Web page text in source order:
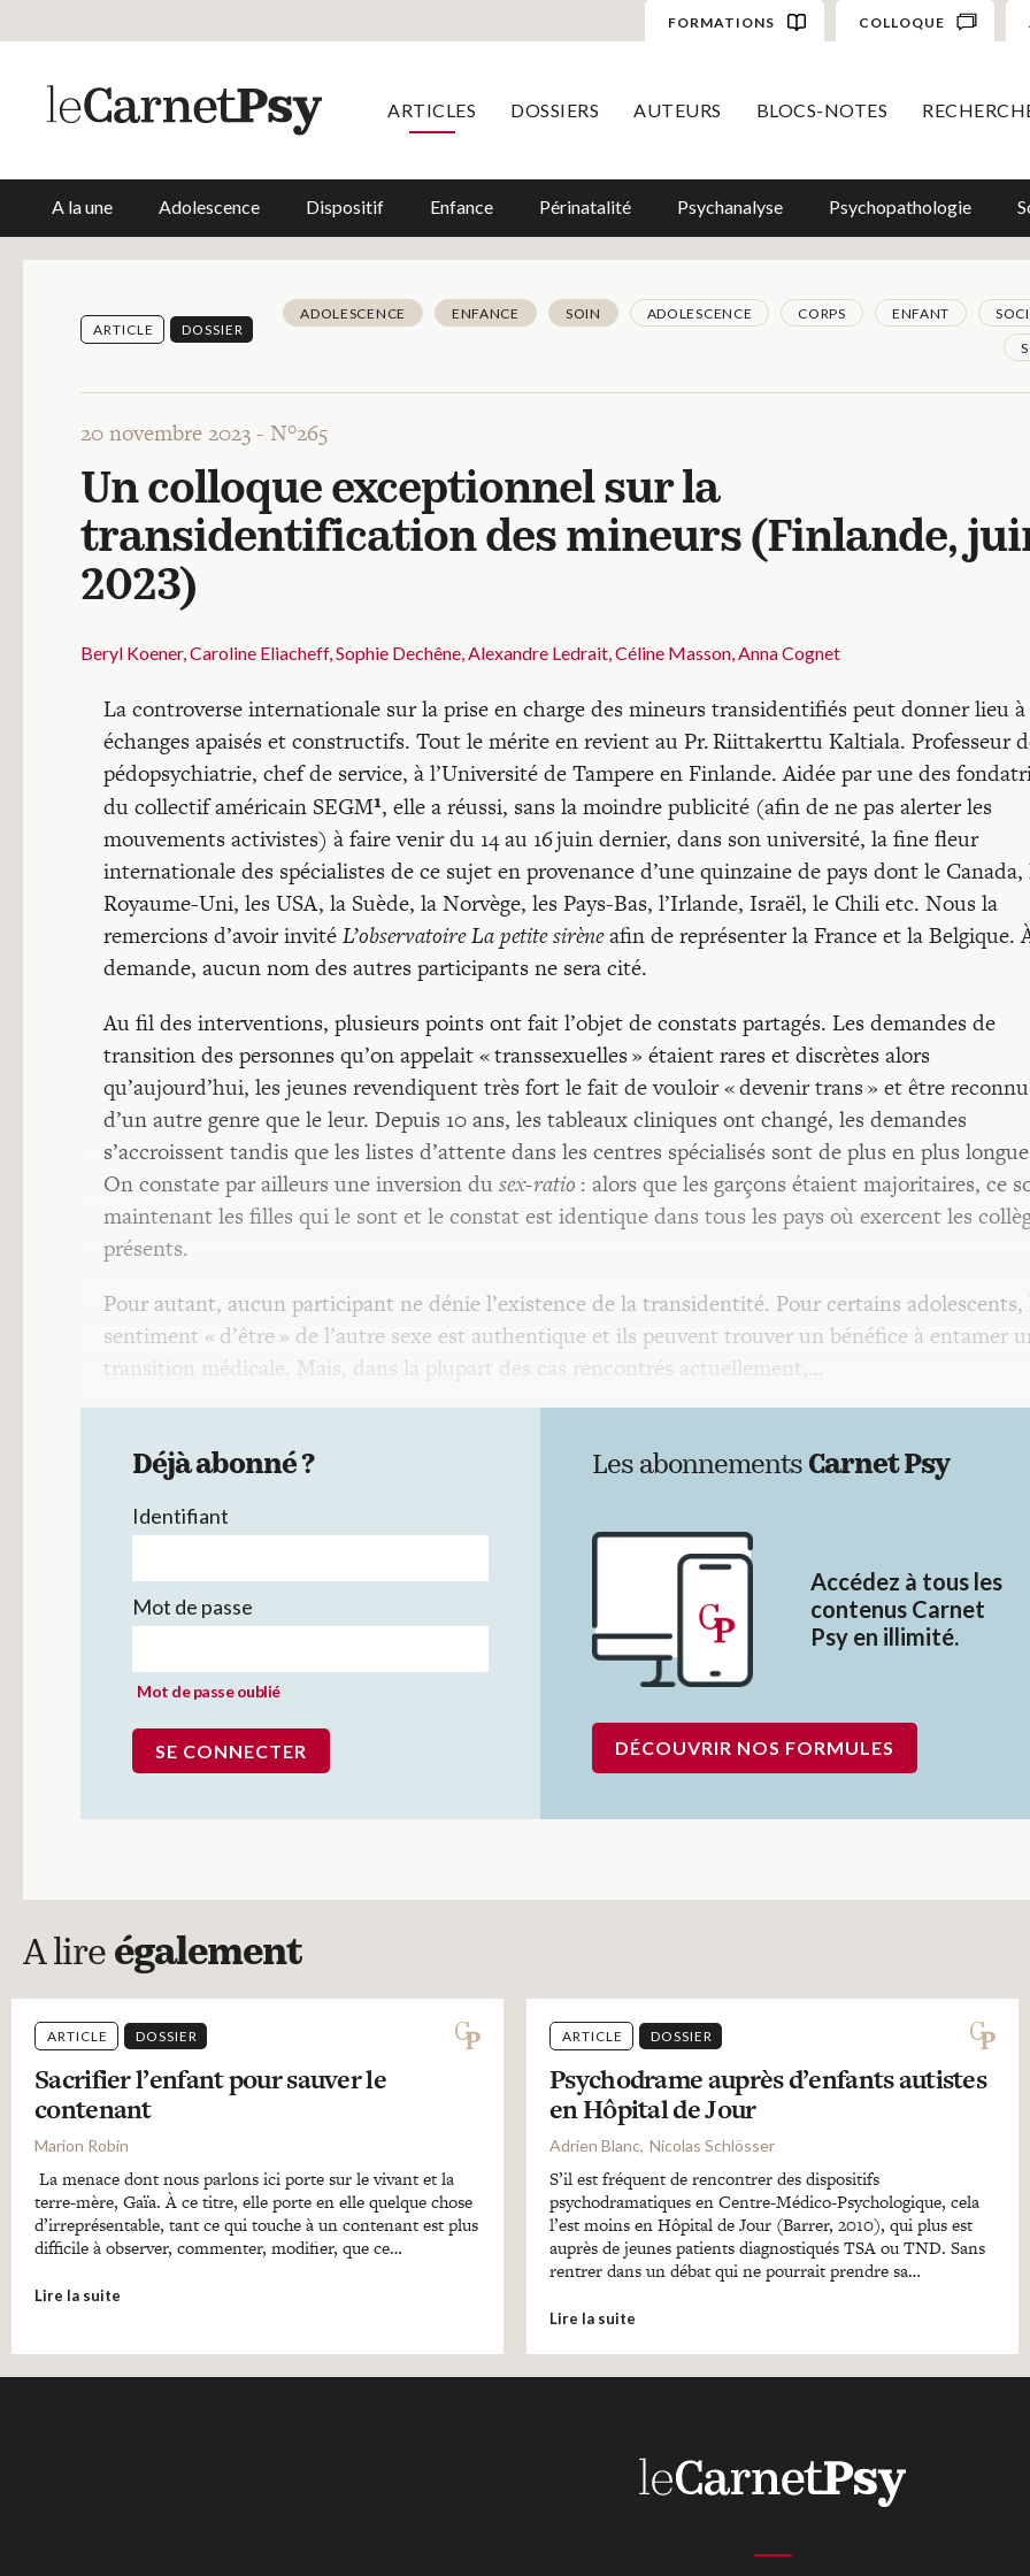
FORMATIONS COLLOQUE
ARTICLES DOSSIERS AUTEURS BLOCS-NOTES
A la une Adolescence Dispositif Enfance Périnatalité Psychanalyse Psychopathologie
ARTICLE DOSSIER
ADOLESCENCE ENFANCE SOIN ADOLESCENCE CORPS ENFANT
20 novembre 2023 - N°265
Un colloque exceptionnel sur la
transidentification des mineurs (Finlande,
2023)
Beryl Koener, Caroline Eliacheff, Sophie Dechêne, Alexandre Ledrait, Céline Masson, Anna Cognet
La controverse internationale sur la prise en charge des mineurs transidentifiés peut donner lieu à
échanges apaisés et constructifs. Tout le mérite en revient au Pr. Riittakerttu Kaltiala. Professeur
pédopsychiatrie, chef de service, à l’Université de Tampere en Finlande. Aidée par une des
du collectif américain SEGM¹, elle a réussi, sans la moindre publicité (afin de ne pas alerter les
mouvements activistes) à faire venir du 14 au 16 juin dernier, dans son université, la fine fleur
internationale des spécialistes de ce sujet en provenance d’une quinzaine de pays dont le Canada,
Royaume-Uni, les USA, la Suède, la Norvège, les Pays-Bas, l’Irlande, Israël, le Chili etc. Nous la
remercions d’avoir invitéL’observatoire La petite sirèneafin de représenter la France et la Belgique.
demande, aucun nom des autres participants ne sera cité.
Au fil des interventions, plusieurs points ont fait l’objet de constats partagés. Les demandes de
transition des personnes qu’on appelait « transsexuelles » étaient rares et discrètes alors
qu’aujourd’hui, les jeunes revendiquent très fort le fait de vouloir « devenir trans » et être
d’un autre genre que le leur. Depuis 10 ans, les tableaux cliniques ont changé, les demandes
s’accroissent tandis que les listes d’attente dans les centres spécialisés sont de plus en plus
On constate par ailleurs une inversion dusex-ratio : alors que les garçons étaient majoritaires, ce
maintenant les filles qui le sont et le constat est identique dans tous les pays où exercent les
présents.
Pour autant, aucun participant ne dénie l’existence de la transidentité. Pour certains adolescents,
sentiment « d’être » de l’autre sexe est authentique et ils peuvent trouver un bénéfice à entamer
transition médicale. Mais, dans la plupart des cas rencontrés actuellement,…
Déjà abonné ?
Identifiant
Mot de passe
Mot de passe oublié
Les abonnements Carnet Psy
Accédez à tous les
contenus Carnet
Psy en illimité.
DÉCOUVRIR NOS FORMULES
A lire également
ARTICLE DOSSIER
Sacrifier l’enfant pour sauver le
contenant
Marion Robin
La menace dont nous parlons ici porte sur le vivant et la
terre-mère, Gaïa. À ce titre, elle porte en elle quelque chose
d’irreprésentable, tant ce qui touche à un contenant est plus
difficile à observer, commenter, modifier, que ce…
Lire la suite
ARTICLE DOSSIER
Psychodrame auprès d’enfants autistes
en Hôpital de Jour
Adrien Blanc Nicolas Schlösser
S’il est fréquent de rencontrer des dispositifs
psychodramatiques en Centre-Médico-Psychologique, cela
l’est moins en Hôpital de Jour (Barrer, 2010), qui plus est
auprès de jeunes patients diagnostiqués TSA ou TND. Sans
rentrer dans un débat qui ne pourrait prendre sa…
Lire la suite